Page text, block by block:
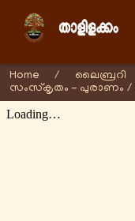
Home / ലൈബ്രറി
സംസ്കൃതം - പുരാണം /